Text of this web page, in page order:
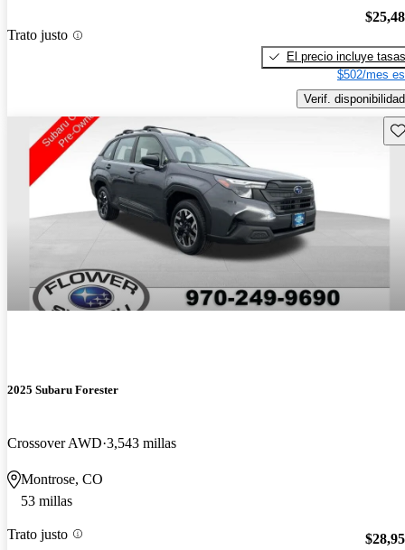
Trato justo
El precio incluye tasas
$502/mes
Verif. disponibilidad
2025 Subaru Forester
Crossover AWD 3,543 millas
Montrose, CO
53 millas
Trato justo